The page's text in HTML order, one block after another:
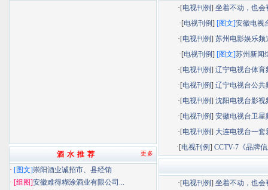
·[电视刊例]坐着不动，也会
·[电视刊例] [图文]安徽电视
·[电视刊例]苏州电影娱乐频
·[电视刊例] [图文]苏州新闻
·[电视刊例]辽宁电视台体育
·[电视刊例]辽宁电视台公共
·[电视刊例]沈阳电视台影视
·[电视刊例]安徽电视台卫星
·[电视刊例] 大连电视台一套
·[电视刊例] CCTV-7《品牌
·[电视刊例]坐着不动，也会
更多
酒 水 推 荐
· [图文]崇阳酒业诚招市、县经销
· [组图]安徽难得糊涂酒业有限公司...